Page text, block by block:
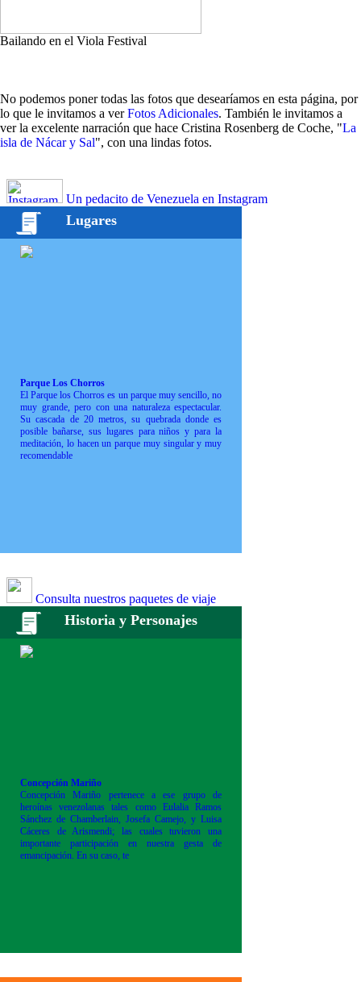
Bailando en el Viola Festival
No podemos poner todas las fotos que desearíamos en esta página, por
lo que le invitamos a verFotos Adicionales. También le invitamos a
ver la excelente narración que hace Cristina Rosenberg de Coche, "La
isla de Nácar y Sal", con una lindas fotos.
Un pedacito de Venezuela en Instagram
Lugares
Parque Los Chorros
El Parque los Chorros es un parque muy sencillo, no
muy grande, pero con una naturaleza espectacular.
Su cascada de 20 metros, su quebrada donde es
posible bañarse, sus lugares para niños y para la
meditación, lo hacen un parque muy singular y muy
recomendable
Consulta nuestros paquetes de viaje
Historia y Personajes
Concepción Mariño
Concepción Mariño pertenece a ese grupo de
heroínas venezolanas tales como Eulalia Ramos
Sánchez de Chamberlain, Josefa Camejo, y Luisa
Cáceres de Arismendi; las cuales tuvieron una
importante participación en nuestra gesta de
emancipación. En su caso, te